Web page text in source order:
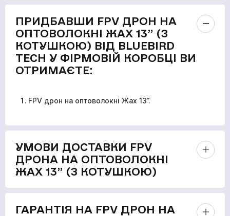
ПРИДБАВШИ FPV ДРОН НА
ОПТОВОЛОКНІ ЖАХ 13” (З
КОТУШКОЮ) ВІД BLUEBIRD
TECH У ФІРМОВІЙ КОРОБЦІ ВИ
ОТРИМАЄТЕ:
FPV дрон на оптоволокні Жах 13”.
УМОВИ ДОСТАВКИ FPV
ДРОНА НА ОПТОВОЛОКНІ
ЖАХ 13” (З КОТУШКОЮ)
ГАРАНТІЯ НА FPV ДРОН НА